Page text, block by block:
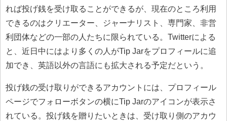
れば投げ銭を受け取ることができるが、現在のところ利用
できるのはクリエーター、ジャーナリスト、専門家、非営
利団体などの一部の人たちに限られている。Twitterによる
と、近日中にはより多くの人がTip Jarをプロフィールに追
加でき、英語以外の言語にも拡大される予定だという。
投げ銭の受け取りができるアカウントには、プロフィール
ページでフォローボタンの横にTip Jarのアイコンが表示さ
れている。投げ銭を贈りたいときは、受け取り側のアカウ